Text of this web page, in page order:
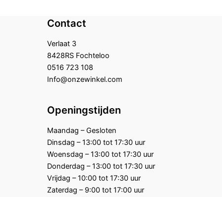
Contact
Verlaat 3
8428RS Fochteloo
0516 723 108
Info@onzewinkel.com
Openingstijden
Maandag – Gesloten
Dinsdag – 13:00 tot 17:30 uur
Woensdag – 13:00 tot 17:30 uur
Donderdag – 13:00 tot 17:30 uur
Vrijdag – 10:00 tot 17:30 uur
Zaterdag – 9:00 tot 17:00 uur